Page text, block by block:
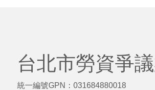
台北市勞資爭
統一編號GPN：031684880018